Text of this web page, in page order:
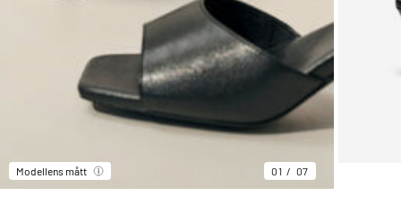
Modellens mått 01 07